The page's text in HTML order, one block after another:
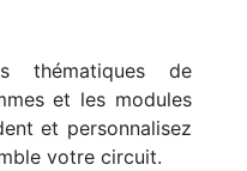
thématiques de
et les modules
et personnalisez
votre circuit.